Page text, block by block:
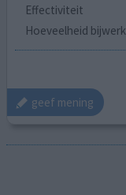
Effectiviteit
Hoeveelheid
geef mening